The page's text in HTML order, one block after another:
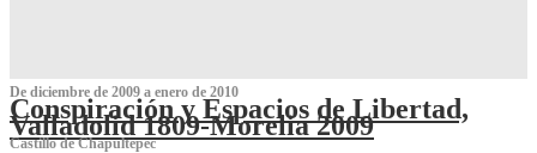
De diciembre de 2009 a enero de 2010
Conspiración y Espacios de Libertad,
Valladolid 1809-Morelia 2009
Castillo de Chapultepec